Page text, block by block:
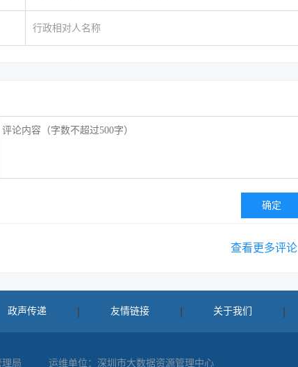
行政相对人名称
确定
查看更多评论
政声传递 友情链接 关于我们
局 运维单位：深圳市大数据资源管理中心